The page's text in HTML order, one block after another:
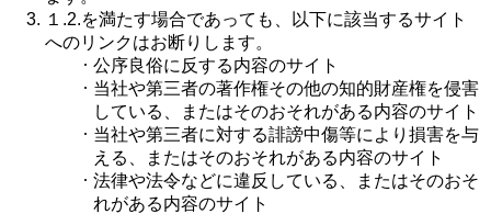
１.2.を満たす場合であっても、以下に該当するサイト
へのリンクはお断りします。
公序良俗に反する内容のサイト
当社や第三者の著作権その他の知的財産権を侵害
している、またはそのおそれがある内容のサイト
当社や第三者に対する誹謗中傷等により損害を与
える、またはそのおそれがある内容のサイト
法律や法令などに違反している、またはそのおそ
れがある内容のサイト